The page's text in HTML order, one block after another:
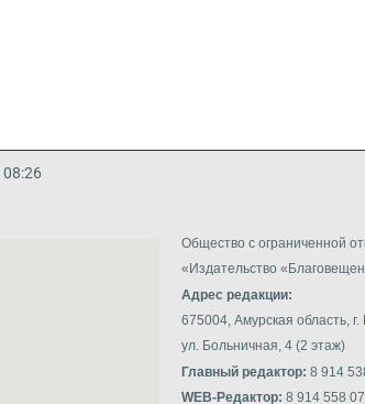
Общество с ограниченной
«Издательство
Адрес редакции:
675004, Амурская область,
ул. Больничная, 4 (2 этаж)
Главный редактор: 8 914
WEB-Редактор: 8 914 558